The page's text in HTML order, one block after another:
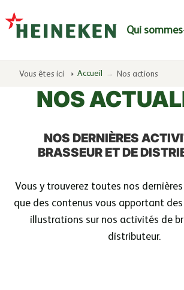
Qui
Vous êtes ici Accueil Nos actions
NOS
NOS DERNIÈRES
BRASSEUR ET DE
Vous y trouverez toutes nos
que des contenus vous apportant
illustrations sur nos activités de
distributeur.